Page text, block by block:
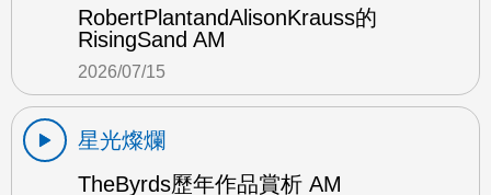
RobertPlantandAlisonKrauss的
RisingSand AM
2026/07/15
星光燦爛
TheByrds歷年作品賞析 AM